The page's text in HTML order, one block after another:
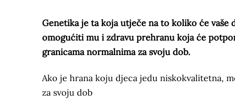
Genetika je ta koja utječe na to koliko će
omogućiti mu i zdravu prehranu koja će
granicama normalnima za svoju dob.
Ako je hrana koju djeca jedu niskokvalitetna,
za svoju dob